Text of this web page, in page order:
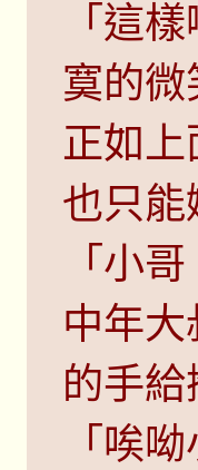
「這
寞的
正如
也只能
「小
中年
的手給
「唉